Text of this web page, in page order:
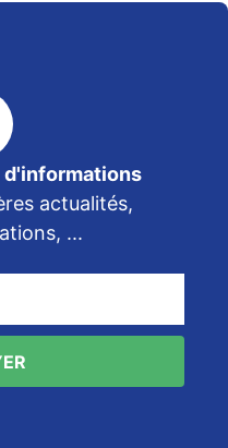
d'informations
actualités,
...